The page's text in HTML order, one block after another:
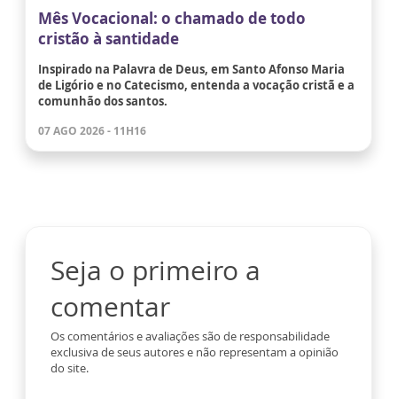
Mês Vocacional: o chamado de todo
cristão à santidade
Inspirado na Palavra de Deus, em Santo Afonso Maria
de Ligório e no Catecismo, entenda a vocação cristã e a
comunhão dos santos.
07 AGO 2026 - 11H16
Seja o primeiro a
comentar
Os comentários e avaliações são de responsabilidade
exclusiva de seus autores e não representam a opinião
do site.